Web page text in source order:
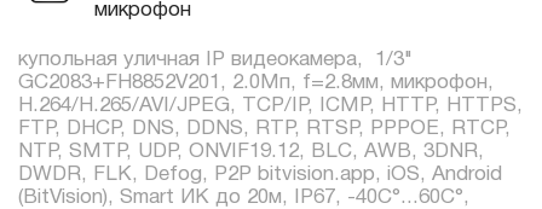
микрофон
купольная уличная IP видеокамера, 1/3"
GC2083+FH8852V201, 2.0Мп, f=2.8мм, микрофон,
H.264/H.265/AVI/JPEG, TCP/IP, ICMP, HTTP, HTTPS,
FTP, DHCP, DNS, DDNS, RTP, RTSP, PPPOE, RTCP,
NTP, SMTP, UDP, ONVIF19.12, BLC, AWB, 3DNR,
DWDR, FLK, Defog, P2P bitvision.app, iOS, Android
(BitVision), Smart ИК до 20м, IP67, -40C°...60C°,